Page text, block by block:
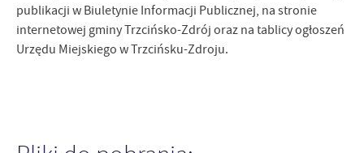
publikacji w Biuletynie Informacji Publicznej, na stronie
internetowej gminy Trzcińsko-Zdrój oraz na tablicy ogłoszeń
Urzędu Miejskiego w Trzcińsku-Zdroju.